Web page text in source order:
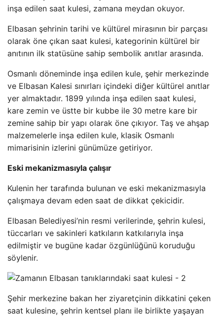
inşa edilen saat kulesi, zamana meydan okuyor.
Elbasan şehrinin tarihi ve kültürel mirasının bir parçası
olarak öne çıkan saat kulesi, kategorinin kültürel bir
anıtının ilk statüsüne sahip sembolik anıtlar arasında.
Osmanlı döneminde inşa edilen kule, şehir merkezinde
ve Elbasan Kalesi sınırları içindeki diğer kültürel anıtlar
yer almaktadır. 1899 yılında inşa edilen saat kulesi,
kare zemin ve üstte bir kubbe ile 30 metre kare bir
zemine sahip bir yapı olarak öne çıkıyor. Taş ve ahşap
malzemelerle inşa edilen kule, klasik Osmanlı
mimarisinin izlerini günümüze getiriyor.
Eski mekanizmasıyla çalışır
Kulenin her tarafında bulunan ve eski mekanizmasıyla
çalışmaya devam eden saat de dikkat çekicidir.
Elbasan Belediyesi’nin resmi verilerinde, şehrin kulesi,
tüccarları ve sakinleri katkıların katkılarıyla inşa
edilmiştir ve bugüne kadar özgünlüğünü koruduğu
söylenir.
Şehir merkezine bakan her ziyaretçinin dikkatini çeken
saat kulesine, şehrin kentsel planı ile birlikte yaşayan